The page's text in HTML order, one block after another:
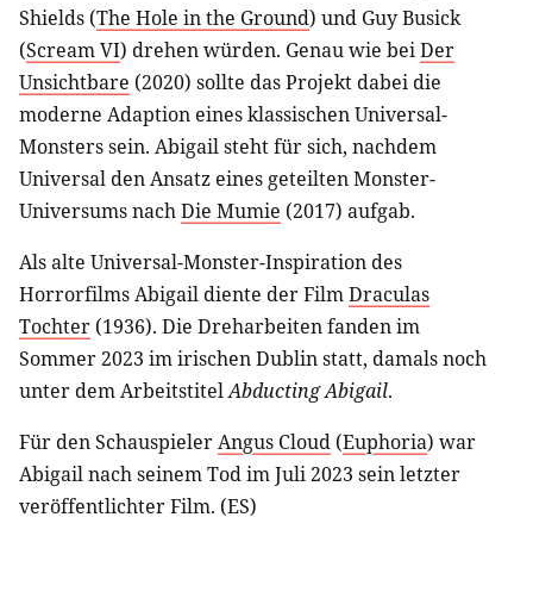
Shields (The Hole in the Ground) und Guy Busick
(Scream VI) drehen würden. Genau wie beiDer
Unsichtbare (2020) sollte das Projekt dabei die
moderne Adaption eines klassischen Universal-
Monsters sein. Abigail steht für sich, nachdem
Universal den Ansatz eines geteilten Monster-
Universums nachDie Mumie (2017) aufgab.
Als alte Universal-Monster-Inspiration des
Horrorfilms Abigail diente der FilmDraculas
Tochter (1936). Die Dreharbeiten fanden im
Sommer 2023 im irischen Dublin statt, damals noch
unter dem ArbeitstitelAbducting Abigail.
Für den SchauspielerAngus Cloud (Euphoria) war
Abigail nach seinem Tod im Juli 2023 sein letzter
veröffentlichter Film. (ES)